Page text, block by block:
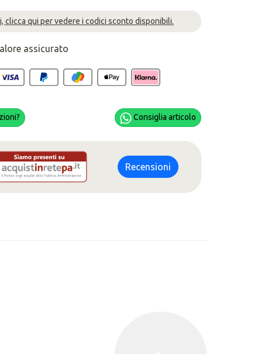
clicca qui per vedere i codici sconto disponibili.
assicurato
Consiglia articolo
Recensioni